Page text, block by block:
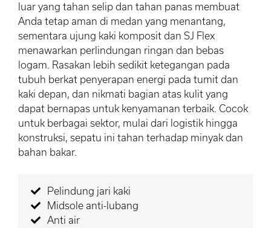
luar yang tahan selip dan tahan panas membuat
Anda tetap aman di medan yang menantang,
sementara ujung kaki komposit dan SJ Flex
menawarkan perlindungan ringan dan bebas
logam. Rasakan lebih sedikit ketegangan pada
tubuh berkat penyerapan energi pada tumit dan
kaki depan, dan nikmati bagian atas kulit yang
dapat bernapas untuk kenyamanan terbaik. Cocok
untuk berbagai sektor, mulai dari logistik hingga
konstruksi, sepatu ini tahan terhadap minyak dan
bahan bakar.
Pelindung jari kaki
Midsole anti-lubang
Anti air